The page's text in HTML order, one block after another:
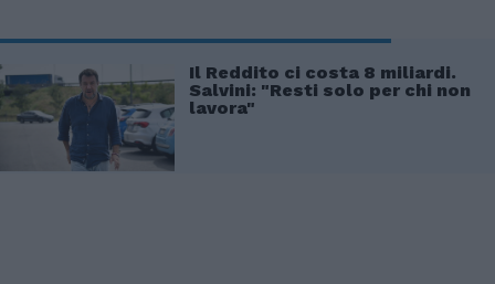
Il Reddito ci costa 8 miliardi.
Salvini: "Resti solo per chi non
lavora"